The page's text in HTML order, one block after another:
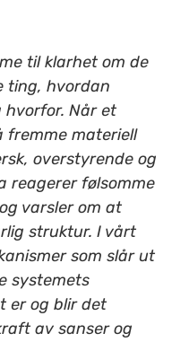
til klarhet om de
ting, hvordan
Når et
fremme materiell
overstyrende og
reagerer følsomme
varsler om at
struktur. I vårt
som slår ut
systemets
er og blir det
av sanser og